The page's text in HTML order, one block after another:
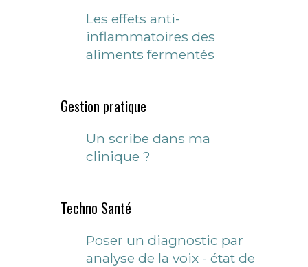
Les effets anti-
inflammatoires des
aliments fermentés
Gestion pratique
Un scribe dans ma
clinique ?
Techno Santé
Poser un diagnostic par
analyse de la voix - état de